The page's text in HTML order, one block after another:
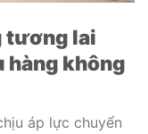
tương lai
hàng không
áp lực chuyển